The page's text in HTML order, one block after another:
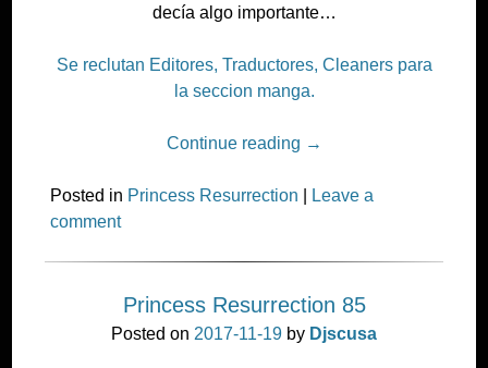
decía algo importante…
Se reclutan Editores, Traductores, Cleaners para
la seccion manga.
Continue reading →
Posted in Princess Resurrection
Leave a
comment
Princess Resurrection 85
Posted on 2017-11-19 by Djscusa